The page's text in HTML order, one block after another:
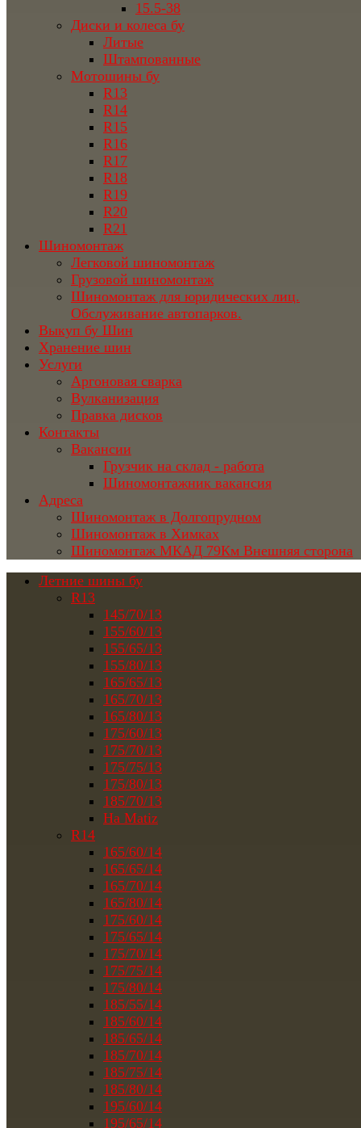
15.5-38
Диски и колеса бу
Литые
Штампованные
Мотошины бу
R13
R14
R15
R16
R17
R18
R19
R20
R21
Шиномонтаж
Легковой шиномонтаж
Грузовой шиномонтаж
Шиномонтаж для юридических лиц.
Обслуживание автопарков.
Выкуп бу Шин
Хранение шин
Услуги
Аргоновая сварка
Вулканизация
Правка дисков
Контакты
Вакансии
Грузчик на склад - работа
Шиномонтажник вакансия
Адреса
Шиномонтаж в Долгопрудном
Шиномонтаж в Химках
Шиномонтаж МКАД 79Км Внешняя сторона
Летние шины бу
R13
145/70/13
155/60/13
155/65/13
155/80/13
165/65/13
165/70/13
165/80/13
175/60/13
175/70/13
175/75/13
175/80/13
185/70/13
На Matiz
R14
165/60/14
165/65/14
165/70/14
165/80/14
175/60/14
175/65/14
175/70/14
175/75/14
175/80/14
185/55/14
185/60/14
185/65/14
185/70/14
185/75/14
185/80/14
195/60/14
195/65/14